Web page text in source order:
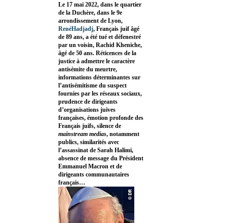
Le 17 mai 2022, dans le quartier
de la Duchère, dans le 9e
arrondissement de Lyon,
RenéHadjadj, Français juif âgé
de 89 ans, a été tué et défenestré
par un voisin, Rachid Kheniche,
âgé de 50 ans. Réticences de la
justice à admettre le caractère
antisémite du meurtre,
informations déterminantes sur
l’antisémitisme du suspect
fournies par les réseaux sociaux,
prudence de dirigeants
d’organisations juives
françaises, émotion profonde des
Français juifs, silence de
mainstream medias, notamment
publics, similarités avec
l’assassinat de Sarah Halimi,
absence de message du Président
Emmanuel Macron et de
dirigeants communautaires
français…